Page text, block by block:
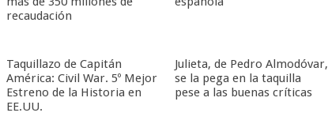
recaudación
Taquillazo de Capitán
América: Civil War. 5º Mejor
Estreno de la Historia en
EE.UU.
Julieta, de Pedro Almodóvar,
se la pega en la taquilla
pese a las buenas críticas